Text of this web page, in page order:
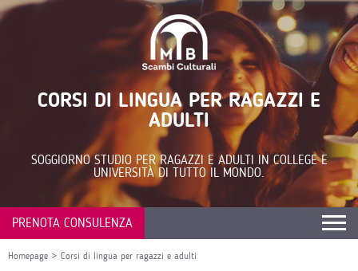
CORSI DI LINGUA PER RAGAZZI E
ADULTI
SOGGIORNO STUDIO PER RAGAZZI E ADULTI IN COLLEGE E
UNIVERSITÀ DI TUTTO IL MONDO.
PRENOTA CONSULENZA
Homepage > Corsi di lingua per ragazzi e adulti